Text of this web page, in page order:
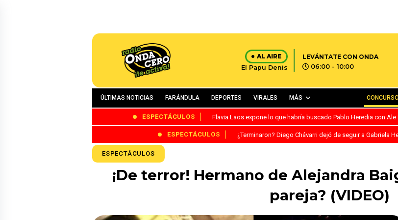
AL AIRE
El Papu Denis
LEVÁNTATE CON ONDA
06:00 - 10:00
ÚLTIMAS NOTICIAS FARÁNDULA DEPORTES VIRALES MÁS
ESPECTÁCULOS Flavia Laos expone lo que habría buscado Pablo Heredia con Ale
ESPECTÁCULOS ¿Terminaron? Diego Chávarri dejó de seguir a Gabriela
ESPECTÁCULOS
¡De terror! Hermano de Alejandra
pareja? (VIDEO)